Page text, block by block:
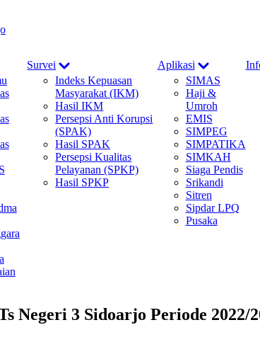
Survei
sub
menu
Indeks Kepuasan
Masyarakat (IKM)
Hasil IKM
Persepsi Anti Korupsi
(SPAK)
Hasil SPAK
Persepsi Kualitas
Pelayanan (SPKP)
Hasil SPKP
Aplikasi
sub
menu
SIMAS
Haji &
Umroh
EMIS
SIMPEG
SIMPATIKA
SIMKAH
Siaga Pendis
Srikandi
Sitren
Sipdar LPQ
Pusaka
Negeri 3 Sidoarjo Periode 2022/